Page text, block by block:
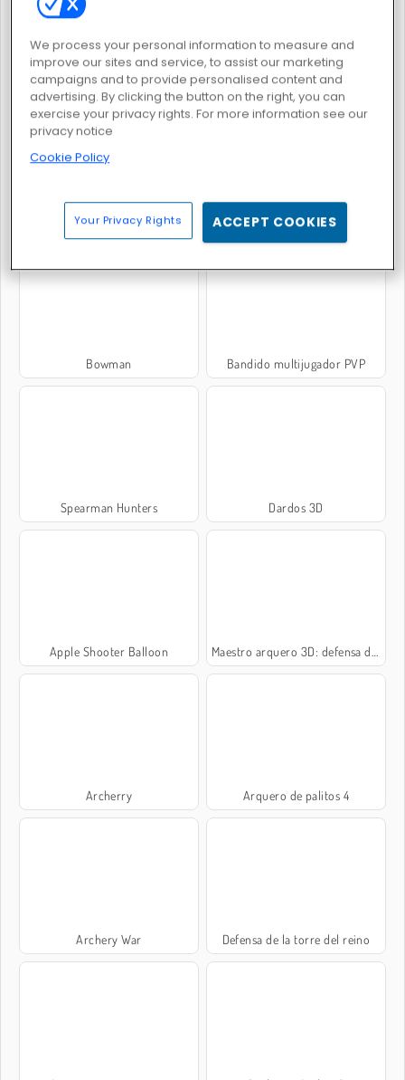
Simulador de paseo a caballo zombi Stickman Archer Online
Arquero con palitos Archers Ragdoll Physics
Bowman Bandido multijugador PVP
Spearman Hunters Dardos 3D
Apple Shooter Balloon Maestro arquero 3D: defensa de castillo
Archerry Arquero de palitos 4
Archery War Defensa de la torre del reino
We process your personal information to measure and
improve our sites and service, to assist our marketing
campaigns and to provide personalised content and
advertising. By clicking the button on the right, you can
exercise your privacy rights. For more information see our
privacy notice
Cookie Policy
Your Privacy Rights ACCEPT COOKIES